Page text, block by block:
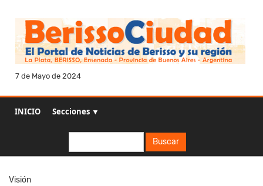
7 de Mayo de 2024
INICIO Secciones ▼
Buscar
Visión